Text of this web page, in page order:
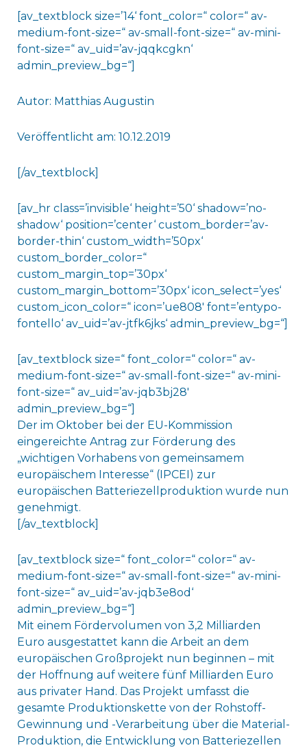
[av_textblock size=’14‘ font_color=“ color=“ av-
medium-font-size=“ av-small-font-size=“ av-mini-
font-size=“ av_uid=’av-jqqkcgkn‘
admin_preview_bg=“]
Autor: Matthias Augustin
Veröffentlicht am: 10.12.2019
[/av_textblock]
[av_hr class=’invisible‘ height=’50‘ shadow=’no-
shadow‘ position=’center‘ custom_border=’av-
border-thin‘ custom_width=’50px‘
custom_border_color=“
custom_margin_top=’30px‘
custom_margin_bottom=’30px‘ icon_select=’yes‘
custom_icon_color=“ icon=’ue808′ font=’entypo-
fontello‘ av_uid=’av-jtfk6jks‘ admin_preview_bg=“]
[av_textblock size=“ font_color=“ color=“ av-
medium-font-size=“ av-small-font-size=“ av-mini-
font-size=“ av_uid=’av-jqb3bj28′
admin_preview_bg=“]
Der im Oktober bei der EU-Kommission
eingereichte Antrag zur Förderung des
„wichtigen Vorhabens von gemeinsamem
europäischem Interesse“ (IPCEI) zur
europäischen Batteriezellproduktion wurde nun
genehmigt.
[/av_textblock]
[av_textblock size=“ font_color=“ color=“ av-
medium-font-size=“ av-small-font-size=“ av-mini-
font-size=“ av_uid=’av-jqb3e8od‘
admin_preview_bg=“]
Mit einem Fördervolumen von 3,2 Milliarden
Euro ausgestattet kann die Arbeit an dem
europäischen Großprojekt nun beginnen – mit
der Hoffnung auf weitere fünf Milliarden Euro
aus privater Hand. Das Projekt umfasst die
gesamte Produktionskette von der Rohstoff-
Gewinnung und -Verarbeitung über die Material-
Produktion, die Entwicklung von Batteriezellen